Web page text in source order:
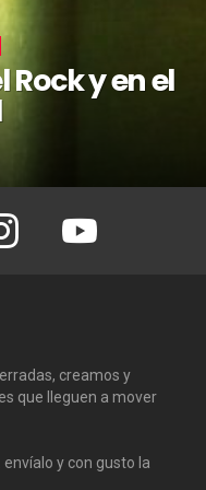
Rock y en el
Instagram Youtube
creamos y
que lleguen a mover
y con gusto la